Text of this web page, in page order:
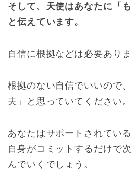
そして、天使はあなたに「
と伝えています。
自信に根拠などは必要ありま
根拠のない自信でいいので
夫」と思っていてください。
あなたはサポートされてい
自身がコミットするだけで
んでいくでしょう。